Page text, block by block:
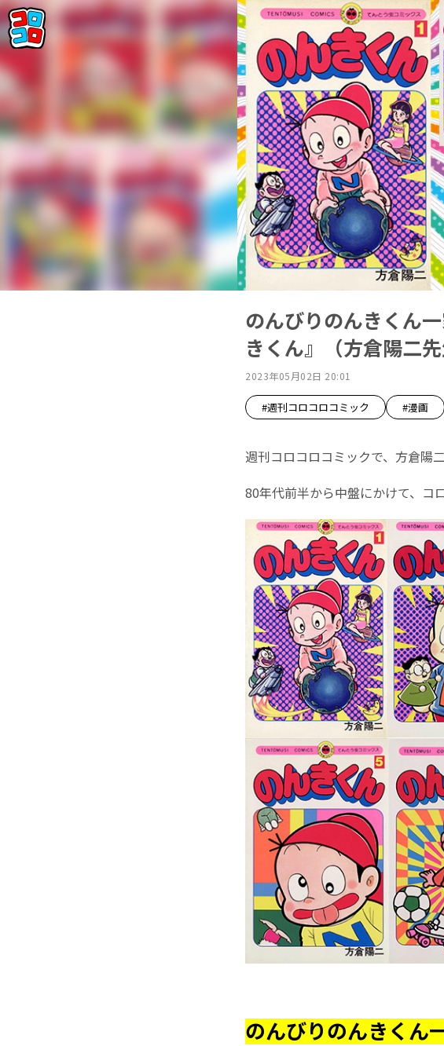
のんびりのんきくん
きくん』（方倉陽二
2023年05月02日 20:01
#週刊コロコロコミック #漫画
週刊コロコロコミックで、方倉陽
80年代前半から中盤にかけて、コ
のんびりのんきくん